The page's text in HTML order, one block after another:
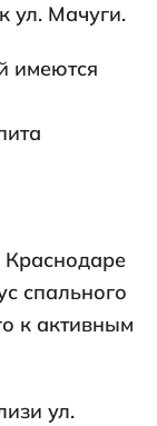
ул. Мачуги.
имеются
Краснодаре
спального
к активным
ул.